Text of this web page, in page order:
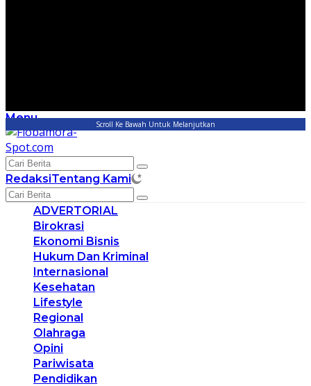
Scroll Ke Bawah Untuk Melanjutkan
Menu
RedaksiTentang Kami
ADVERTORIAL
Birokrasi
Ekonomi Bisnis
Hukum Dan Kriminal
Internasional
Kesehatan
Lifestyle
Regional
Olahraga
Opini
Pariwisata
Pendidikan